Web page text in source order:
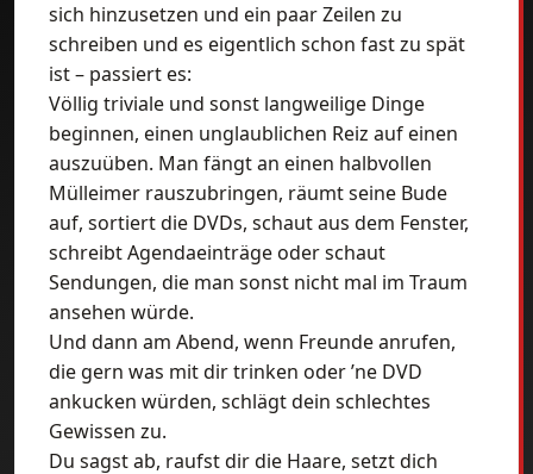
sich hinzusetzen und ein paar Zeilen zu
schreiben und es eigentlich schon fast zu spät
ist – passiert es:
Völlig triviale und sonst langweilige Dinge
beginnen, einen unglaublichen Reiz auf einen
auszuüben. Man fängt an einen halbvollen
Mülleimer rauszubringen, räumt seine Bude
auf, sortiert die DVDs, schaut aus dem Fenster,
schreibt Agendaeinträge oder schaut
Sendungen, die man sonst nicht mal im Traum
ansehen würde.
Und dann am Abend, wenn Freunde anrufen,
die gern was mit dir trinken oder ’ne DVD
ankucken würden, schlägt dein schlechtes
Gewissen zu.
Du sagst ab, raufst dir die Haare, setzt dich